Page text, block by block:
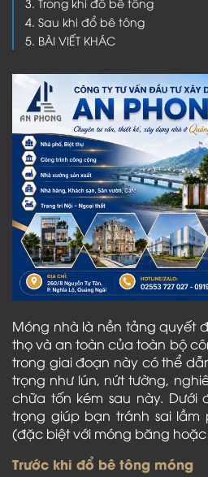
Sau khi đổ bê tông
BÀI VIẾT KHÁC
Móng nhà là nền tảng quyết
thọ và an toàn của toàn bộ
trong giai đoạn này có thể
trọng như lún, nứt tường,
chữa tốn kém sau này.
trọng giúp bạn tránh sai lầm
(đặc biệt với móng băng
Trước khi đổ bê tông móng